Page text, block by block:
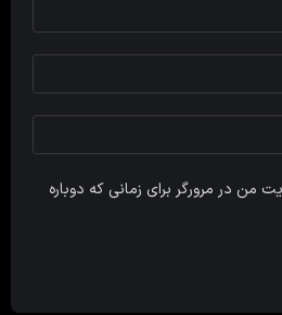
من در مرورگر برای زمانی که دوباره